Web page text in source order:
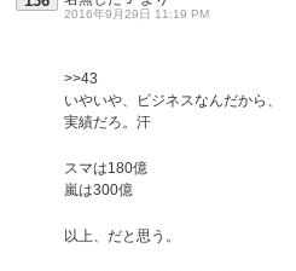
2016年9月29日 11:19 PM
>>43
いやいや、ビジネスなんだから、
実績だろ。汗
スマは180億
嵐は300億
以上、だと思う。